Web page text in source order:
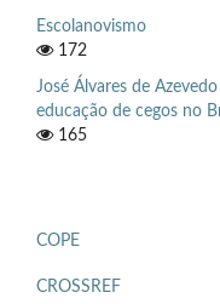
Escolanovismo
172
José Álvares de
educação de cegos no
165
COPE
CROSSREF